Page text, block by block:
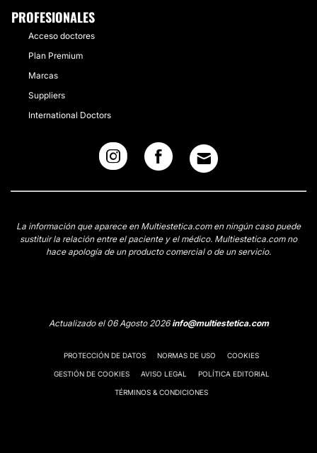
PROFESIONALES
Acceso doctores
Plan Premium
Marcas
Suppliers
International Doctors
La información que aparece en Multiestetica.com en ningún caso puede
sustituir la relación entre el paciente y el médico. Multiestetica.com no
hace apología de un producto comercial o de un servicio.
Actualizado el 06 Agosto 2026info@multiestetica.com
PROTECCIÓN DE DATOS NORMAS DE USO COOKIES
GESTIÓN DE COOKIES AVISO LEGAL POLÍTICA EDITORIAL
TÉRMINOS & CONDICIONES